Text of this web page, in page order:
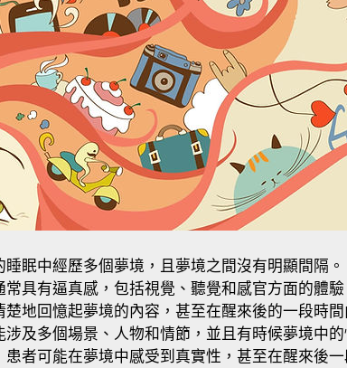
睡眠中經歷多個夢境，且夢境之間沒有明顯間隔。
常具有逼真感，包括視覺、聽覺和感官方面的體驗
楚地回憶起夢境的內容，甚至在醒來後的一段時
涉及多個場景、人物和情節，並且有時候夢境中
患者可能在夢境中感受到真實性，甚至在醒來後